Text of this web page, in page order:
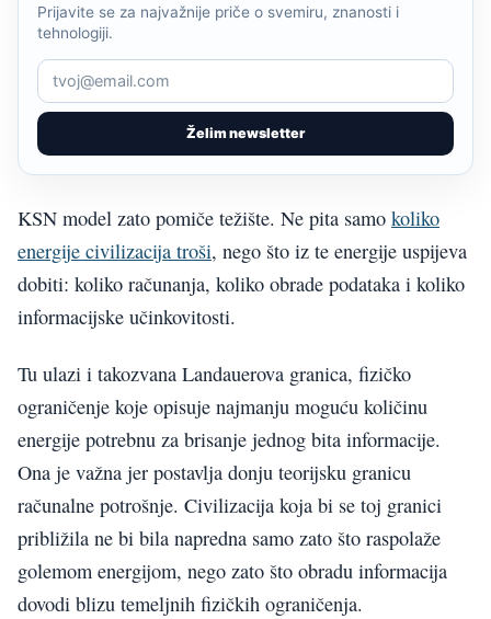
Želim newsletter
Prijavite se za najvažnije priče o svemiru, znanosti i
tehnologiji.
KSN model zato pomiče težište. Ne pita samo koliko
energije civilizacija troši, nego što iz te energije uspijeva
dobiti: koliko računanja, koliko obrade podataka i koliko
informacijske učinkovitosti.
Tu ulazi i takozvana Landauerova granica, fizičko
ograničenje koje opisuje najmanju moguću količinu
energije potrebnu za brisanje jednog bita informacije.
Ona je važna jer postavlja donju teorijsku granicu
računalne potrošnje. Civilizacija koja bi se toj granici
približila ne bi bila napredna samo zato što raspolaže
golemom energijom, nego zato što obradu informacija
dovodi blizu temeljnih fizičkih ograničenja.